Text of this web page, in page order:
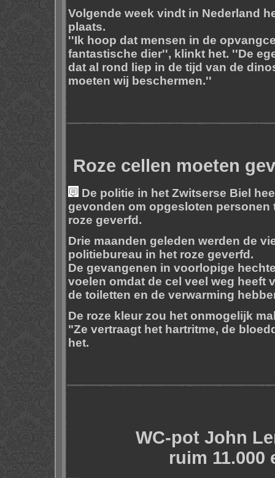
Volgende week vindt in Nederland
plaats.
''Ik hoop dat mensen in de
fantastische dier'', klinkt het. ''De
dat al rond liep in de tijd van de
moeten wij beschermen.''
Roze cellen moeten
De politie in het Zwitserse Biel
gevonden om opgesloten personen
roze geverfd.
Drie maanden geleden werden de
politiebureau in het roze geverfd.
De gevangenen in voorlopige
voelen omdat de cel veel weg heeft
de toiletten en de verwarming
De roze kleur zou het onmogelijk
"Ze vertraagt het hartritme, de
het.
WC-pot John
ruim 11.000